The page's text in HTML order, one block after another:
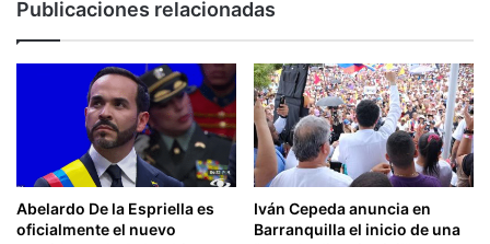
Publicaciones relacionadas
Abelardo De la Espriella es
oficialmente el nuevo
Iván Cepeda anuncia en
Barranquilla el inicio de una